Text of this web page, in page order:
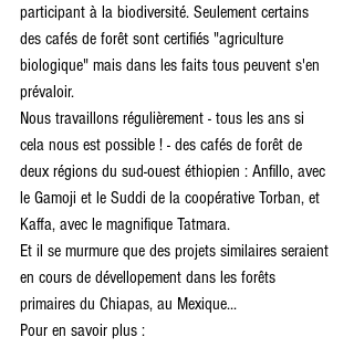
participant à la biodiversité. Seulement certains
des cafés de forêt sont certifiés "agriculture
biologique" mais dans les faits tous peuvent s'en
prévaloir.
Nous travaillons régulièrement - tous les ans si
cela nous est possible ! - des cafés de forêt de
deux régions du sud-ouest éthiopien : Anfillo, avec
le Gamoji et le Suddi de la coopérative Torban, et
Kaffa, avec le magnifique Tatmara.
Et il se murmure que des projets similaires seraient
en cours de dévellopement dans les forêts
primaires du Chiapas, au Mexique...
Pour en savoir plus :